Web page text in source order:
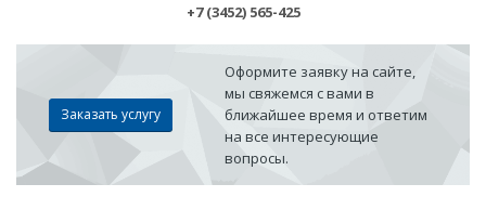
+7 (3452) 565-425
Заказать услугу
Оформите заявку на сайте,
мы свяжемся с вами в
ближайшее время и ответим
на все интересующие
вопросы.